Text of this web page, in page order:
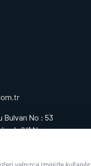
No : 53
VAN
yalnızca izninizle kullanılır.